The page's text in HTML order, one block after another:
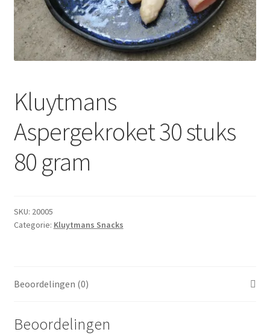
Dranken
Droge Kruidenierswaren
Koeling
Non-food
Salades
Maaltijden Diepvries
Kluytmans
Aspergekroket 30 stuks
80 gram
SKU: 20005
Categorie: Kluytmans Snacks
Beoordelingen (0)
Beoordelingen